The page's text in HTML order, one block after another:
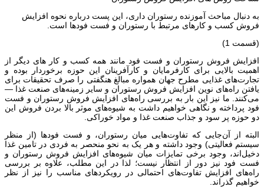
به دنبال مباحث آموزنده رستوران داری، این پست درباره نحوه افزایش
فروش کسب و کارهای مرتبط با رستوران و فست فودها است.
(قسمت 1)
افزایش فروش رستوران و فست فود مانند همه کسب و کار های دیگر از
اهمیت بالایی برای کارفرمایان و کارآفرینان این حوزه برخوردار بوده و
تجارت‌های غذایی مطرح جهان همواره مبالغ هنگفتی را صرف تحقیقات برای
یافتن راه‌های نوین افزایش فروش رستوران و سایر زمینه‌های صنعت غذا —
می‌کنند. ما نیز این بار به بررسی راه‌های افزایش فروش رستوران و فست
فود پرداخته و نگاهی خواهیم داشت به شیوه‌های موثر بالا بردن فروش این
دو حوزه پر سود و جذاب صنعت غذا و مواد خوراکی.
البته از آن‌جایی که تفاوت‌هایی میان رستوران‌، و فست فودها (از منظر
سیستم فعالیتی) وجود داشته و هر یک به نحو منحصر به فردی در تامین غذا
دخیل‌اند، وجود برخی تمایزات میان شیوه‌های افزایش فروش رستوران و
فست فود نیز دور از انتظار نیست؛ لذا در این مطلب، علاوه بر بررسی
راه‌های افزایش تفاوت‌های احتمالی در رویکردهای مناسب را نیز از نظر
خواهیم گذراند.